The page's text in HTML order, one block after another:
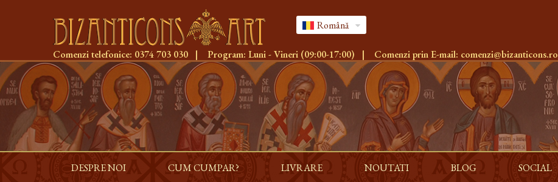
Română
Comenzi telefonice: 0374 703 030 | Program: Luni - Vineri (09:00-17:00) | Comenzi prin E-mail: comenzi@bizanticons.ro
DESPRE NOI CUM CUMPAR? LIVRARE NOUTATI BLOG SOCIAL